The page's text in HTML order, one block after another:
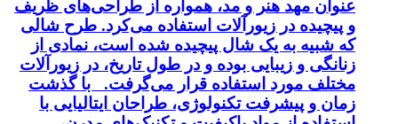
عنوان مهد هنر و مد، همواره از طراحی‌های ظریف
و پیچیده در زیورآلات استفاده می‌کرد. طرح شالی
که شبیه به یک شال پیچیده شده است، نمادی از
زنانگی و زیبایی بوده و در طول تاریخ، در زیورآلات
مختلف مورد استفاده قرار می‌گرفت. با گذشت
زمان و پیشرفت تکنولوژی، طراحان ایتالیایی با